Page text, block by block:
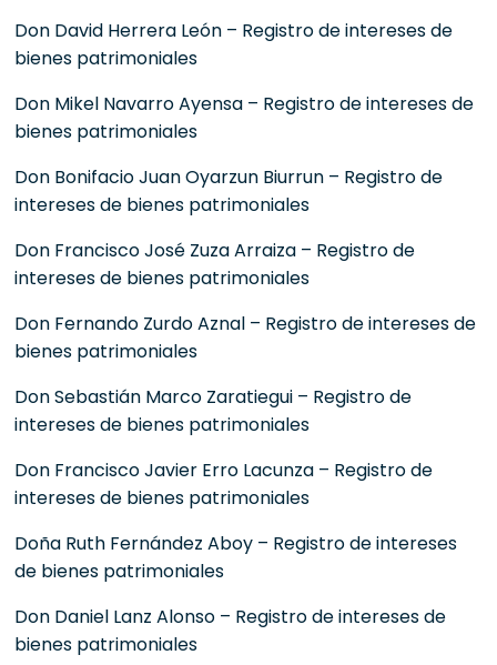
Don David Herrera León – Registro de intereses de
bienes patrimoniales
Don Mikel Navarro Ayensa – Registro de intereses de
bienes patrimoniales
Don Bonifacio Juan Oyarzun Biurrun – Registro de
intereses de bienes patrimoniales
Don Francisco José Zuza Arraiza – Registro de
intereses de bienes patrimoniales
Don Fernando Zurdo Aznal – Registro de intereses de
bienes patrimoniales
Don Sebastián Marco Zaratiegui – Registro de
intereses de bienes patrimoniales
Don Francisco Javier Erro Lacunza – Registro de
intereses de bienes patrimoniales
Doña Ruth Fernández Aboy – Registro de intereses
de bienes patrimoniales
Don Daniel Lanz Alonso – Registro de intereses de
bienes patrimoniales